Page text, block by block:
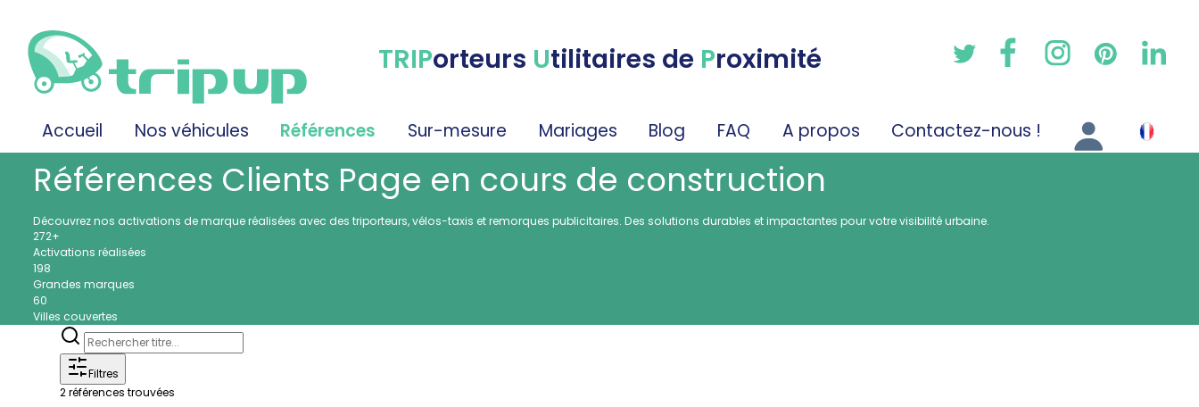
TRIPorteurs Utilitaires de Proximité
Accueil Nos véhicules Références Sur-mesure Mariages Blog FAQ A propos Contactez-nous !
Références Clients Page en cours de construction
Découvrez nos activations de marque réalisées avec des triporteurs, vélos-taxis et remorques publicitaires. Des solutions durables et impactantes pour votre visibilité urbaine.
272+
Activations réalisées
198
Grandes marques
60
Villes couvertes
Filtres
2références trouvées